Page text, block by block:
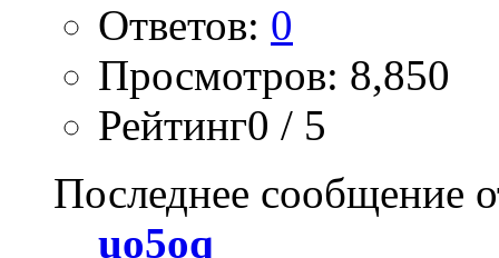
Ответов: 0
Просмотров: 8,850
Рейтинг0 / 5
Последнее сообщение
uo5oq